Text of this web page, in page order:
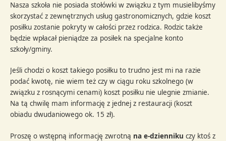
Nasza szkoła nie posiada stołówki w związku z tym musielibyśmy
skorzystać z zewnętrznych usług gastronomicznych, gdzie koszt
posiłku zostanie pokryty w całości przez rodzica. Rodzic także
będzie wpłacał pieniądze za posiłek na specjalne konto
szkoły/gminy.
Jeśli chodzi o koszt takiego posiłku to trudno jest mi na razie
podać kwotę, nie wiem też czy w ciągu roku szkolnego (w
związku z rosnącymi cenami) koszt posiłku nie ulegnie zmianie.
Na tą chwilę mam informację z jednej z restauracji (koszt
obiadu dwudaniowego ok. 15 zł).
Proszę o wstępną informację zwrotną na e-dzienniku czy ktoś z